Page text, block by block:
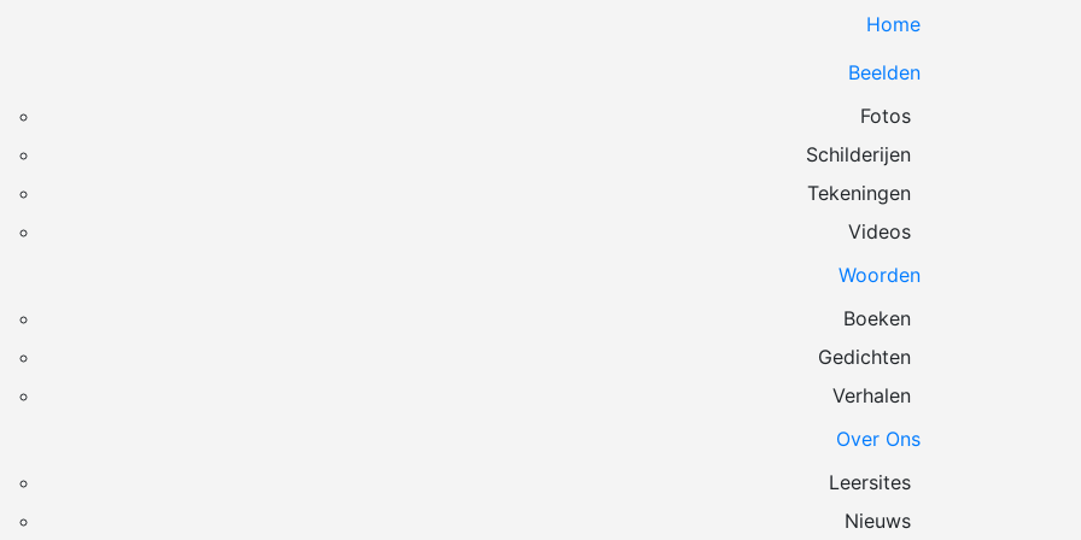
Home
Beelden
Fotos
Schilderijen
Tekeningen
Videos
Woorden
Boeken
Gedichten
Verhalen
Over Ons
Leersites
Nieuws